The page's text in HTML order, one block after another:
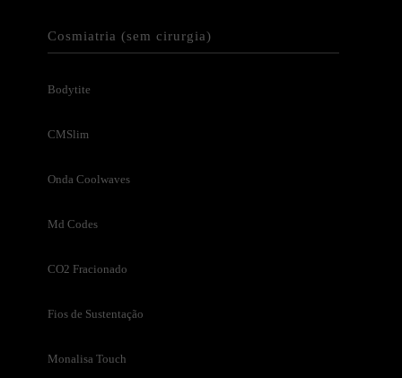
Cosmiatria (sem cirurgia)
Bodytite
CMSlim
Onda Coolwaves
Md Codes
CO2 Fracionado
Fios de Sustentação
Monalisa Touch